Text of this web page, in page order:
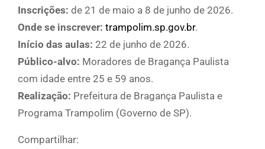
Inscrições: de 21 de maio a 8 de junho de 2026.
Onde se inscrever: trampolim.sp.gov.br.
Início das aulas: 22 de junho de 2026.
Público-alvo: Moradores de Bragança Paulista
com idade entre 25 e 59 anos.
Realização: Prefeitura de Bragança Paulista e
Programa Trampolim (Governo de SP).
Compartilhar: